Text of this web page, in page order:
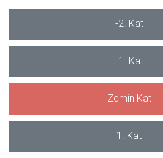
-2. Kat
-1. Kat
Zemin Kat
1. Kat